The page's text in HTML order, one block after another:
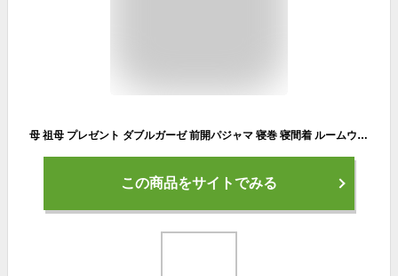
母 祖母 プレゼント ダブルガーゼ 前開パジャマ 寝巻 寝間着 ルームウエア 60代 70代 80代 ファッション シニアファッション シニア 誕生日プレゼント 誕生日 敬老の日 母の日 おばあちゃん 義母 お母さん 母親 綿100％ Mサイズ Lサイズ
この商品をサイトでみる